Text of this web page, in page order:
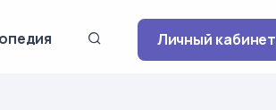
Личный кабинет